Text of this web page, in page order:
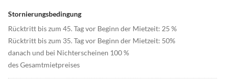
Stornierungsbedingung
Rücktritt bis zum 45. Tag vor Beginn der Mietzeit: 25 %
Rücktritt bis zum 35. Tag vor Beginn der Mietzeit: 50%
danach und bei Nichterscheinen 100 %
des Gesamtmietpreises